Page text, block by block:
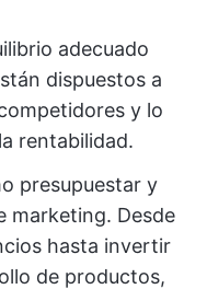
adecuado
dispuestos a
y lo
rentabilidad.
presupuestar y
marketing. Desde
hasta invertir
de productos,